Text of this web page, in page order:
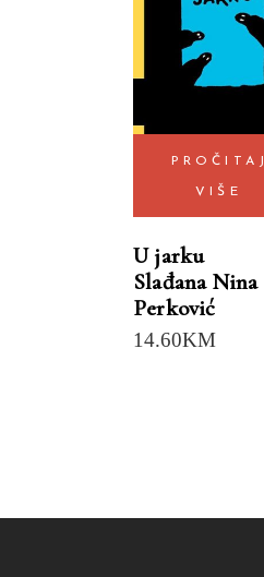
PROČITAJ
VIŠE
U jarku
Slađana Nina
Perković
14.60KM